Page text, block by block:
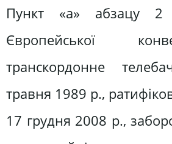
Пункт «а» абзацу
Європейської
транскордонне
травня 1989 р.,
17 грудня 2008 р.,